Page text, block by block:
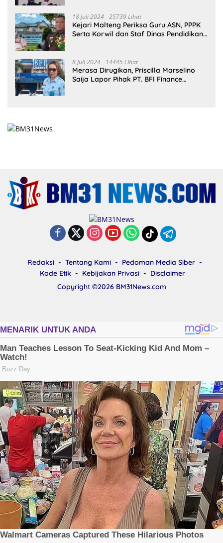
18 Juli 2024 25739 Lihat
Kejari Malteng Periksa Guru ASN, PPPK
Serta Korwil dan Staf Dinas Pendidikan
8 Juli 2024 14445 Lihat
Merasa Dirugikan, Priscilla Marselino
Saija Lapor Pihak PT. BFI Finance
Redaksi Tentang Kami
Pedoman Media Siber
Kode Etik
Kebijakan Privasi
Disclaimer
Copyright ©2026 BM31News.com